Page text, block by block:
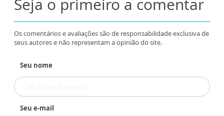
Seja o primeiro a comentar
Os comentários e avaliações são de responsabilidade exclusiva de
seus autores e não representam a opinião do site.
Seu nome
Seu e-mail